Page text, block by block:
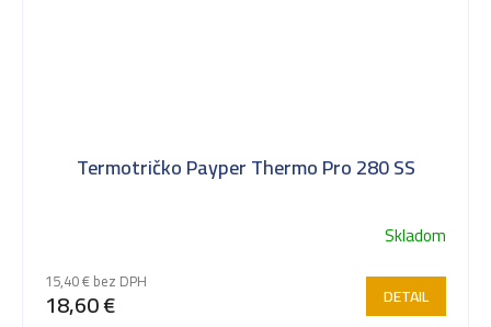
Termotričko Payper Thermo Pro 280 SS
Skladom
15,40 € bez DPH
18,60 € DETAIL